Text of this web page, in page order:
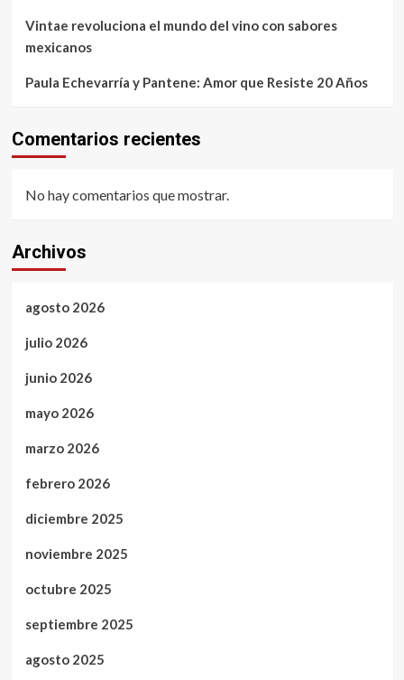
Vintae revoluciona el mundo del vino con sabores
mexicanos
Paula Echevarría y Pantene: Amor que Resiste 20 Años
Comentarios recientes
No hay comentarios que mostrar.
Archivos
agosto 2026
julio 2026
junio 2026
mayo 2026
marzo 2026
febrero 2026
diciembre 2025
noviembre 2025
octubre 2025
septiembre 2025
agosto 2025